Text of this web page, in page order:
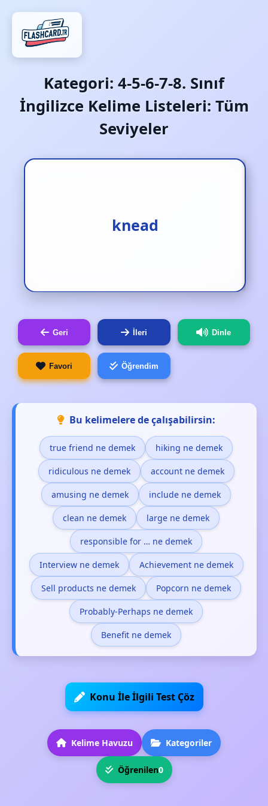
Kategori: 4-5-6-7-8. Sınıf
İngilizce Kelime Listeleri: Tüm
Seviyeler
knead
yoğurmak
Geri İleri Dinle
Favori Öğrendim
Bu kelimelere de çalışabilirsin:
true friend ne demek hiking ne demek
ridiculous ne demek account ne demek
amusing ne demek include ne demek
clean ne demek large ne demek
responsible for … ne demek
Interview ne demek Achievement ne demek
Sell products ne demek Popcorn ne demek
Probably-Perhaps ne demek
Benefit ne demek
Konu İle İlgili Test Çöz
Kelime Havuzu Kategoriler
Öğrenilen0